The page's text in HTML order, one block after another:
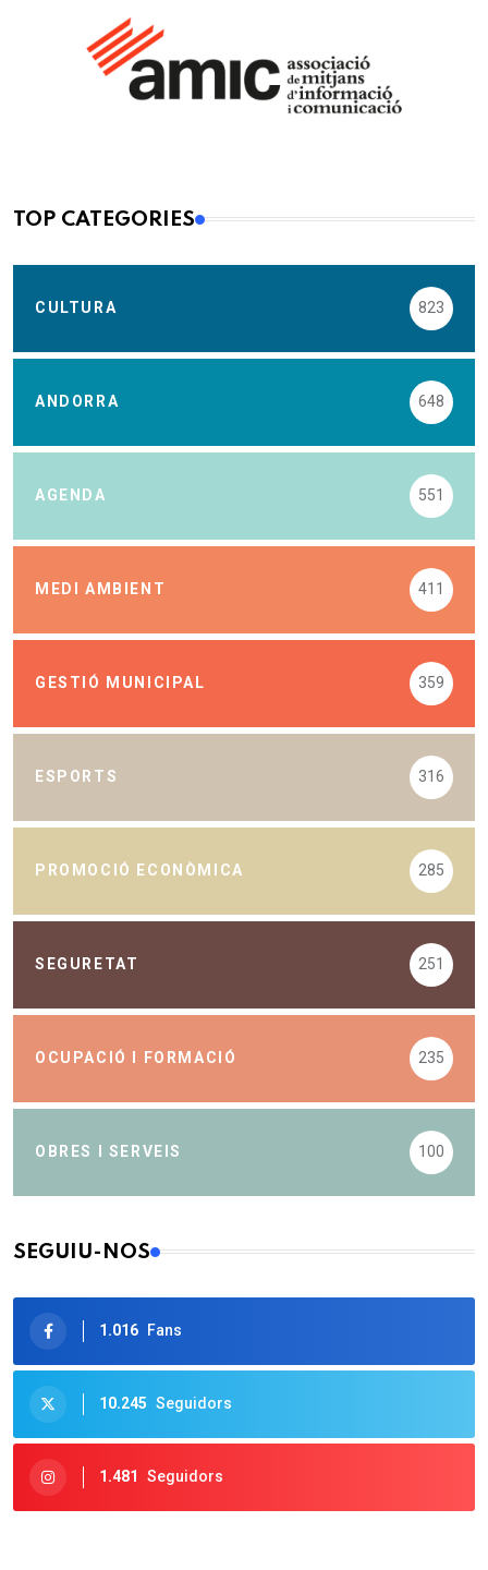
TOP CATEGORIES
CULTURA 823
ANDORRA 648
AGENDA 551
MEDI AMBIENT 411
GESTIÓ MUNICIPAL 359
ESPORTS 316
PROMOCIÓ ECONÒMICA 285
SEGURETAT 251
OCUPACIÓ I FORMACIÓ 235
OBRES I SERVEIS 100
SEGUIU-NOS
1.016 Fans
10.245 Seguidors
1.481 Seguidors